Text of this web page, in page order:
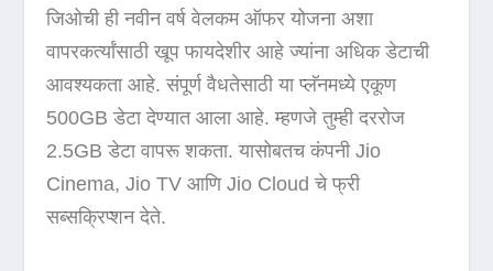
जिओची ही नवीन वर्ष वेलकम ऑफर योजना अशा
वापरकर्त्यांसाठी खूप फायदेशीर आहे ज्यांना अधिक डेटाची
आवश्यकता आहे. संपूर्ण वैधतेसाठी या प्लॅनमध्ये एकूण
500GB डेटा देण्यात आला आहे. म्हणजे तुम्ही दररोज
2.5GB डेटा वापरू शकता. यासोबतच कंपनी Jio
Cinema, Jio TV आणि Jio Cloud चे फ्री
सब्सक्रिप्शन देते.